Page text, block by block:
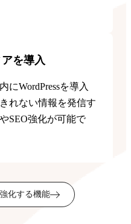
を導入
にWordPressを導入
れない情報を発信す
SEO強化が可能で
化する機能